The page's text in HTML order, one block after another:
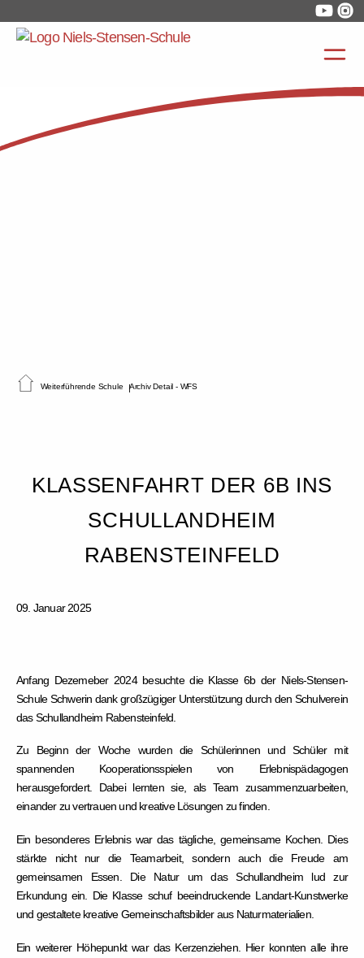
Weiterführende Schule Archiv Detail - WFS
KLASSENFAHRT DER 6B INS
SCHULLANDHEIM
RABENSTEINFELD
09. Januar 2025
Anfang Dezemeber 2024 besuchte die Klasse 6b der Niels-Stensen-
Schule Schwerin dank großzügiger Unterstützung durch den Schulverein
das Schullandheim Rabensteinfeld.
Zu Beginn der Woche wurden die Schülerinnen und Schüler mit
spannenden Kooperationsspielen von Erlebnispädagogen
herausgefordert. Dabei lernten sie, als Team zusammenzuarbeiten,
einander zu vertrauen und kreative Lösungen zu finden.
Ein besonderes Erlebnis war das tägliche, gemeinsame Kochen. Dies
stärkte nicht nur die Teamarbeit, sondern auch die Freude am
gemeinsamen Essen. Die Natur um das Schullandheim lud zur
Erkundung ein. Die Klasse schuf beeindruckende Landart-Kunstwerke
und gestaltete kreative Gemeinschaftsbilder aus Naturmaterialien.
Ein weiterer Höhepunkt war das Kerzenziehen. Hier konnten alle ihre